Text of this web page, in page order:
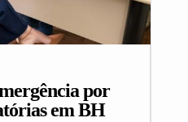
por
em BH